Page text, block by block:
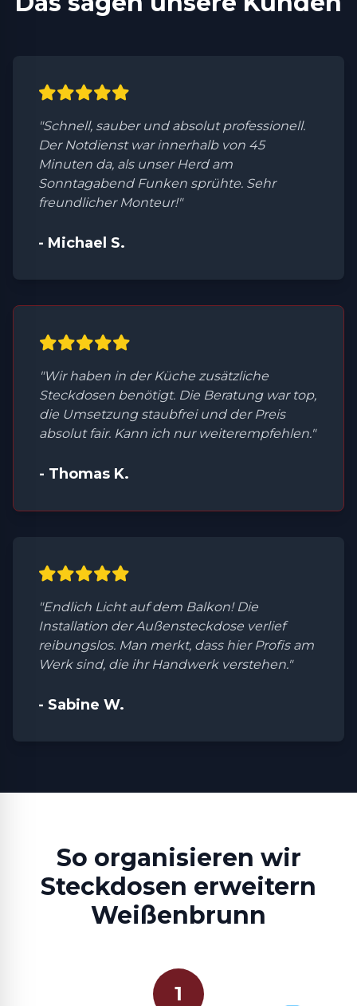
"Schnell, sauber und absolut professionell.
Der Notdienst war innerhalb von 45
Minuten da, als unser Herd am
Sonntagabend Funken sprühte. Sehr
freundlicher Monteur!"
- Michael S.
"Wir haben in der Küche zusätzliche
Steckdosen benötigt. Die Beratung war top,
die Umsetzung staubfrei und der Preis
absolut fair. Kann ich nur weiterempfehlen."
- Thomas K.
"Endlich Licht auf dem Balkon! Die
Installation der Außensteckdose verlief
reibungslos. Man merkt, dass hier Profis am
Werk sind, die ihr Handwerk verstehen."
- Sabine W.
So organisieren wir
Steckdosen erweitern
Weißenbrunn
1